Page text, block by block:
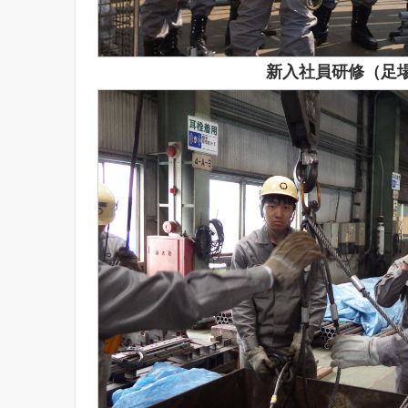
新入社員研修（足